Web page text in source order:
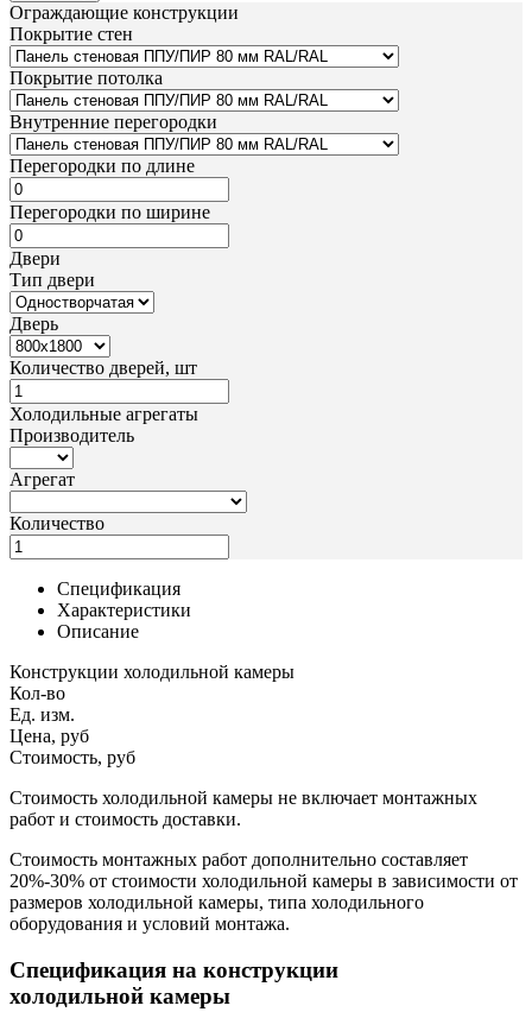
Ограждающие конструкции
Покрытие стен
Покрытие потолка
Внутренние перегородки
Перегородки по длине
Перегородки по ширине
Двери
Тип двери
Дверь
Количество дверей, шт
Холодильные агрегаты
Производитель
Агрегат
Количество
Спецификация
Характеристики
Описание
Конструкции холодильной камеры
Кол-во
Ед. изм.
Цена, руб
Стоимость, руб
Стоимость холодильной камеры не включает монтажных
работ и стоимость доставки.
Стоимость монтажных работ дополнительно составляет
20%-30% от стоимости холодильной камеры в зависимости от
размеров холодильной камеры, типа холодильного
оборудования и условий монтажа.
Спецификация на конструкции
холодильной камеры